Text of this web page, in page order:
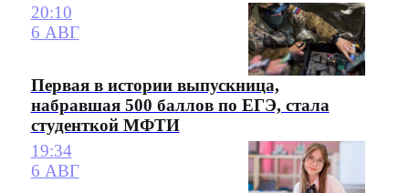
20:10
6 АВГ
Первая в истории выпускница,
набравшая 500 баллов по ЕГЭ, стала
студенткой МФТИ
19:34
6 АВГ